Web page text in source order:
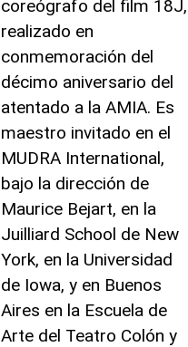
coreógrafo del film 18J,
realizado en
conmemoración del
décimo aniversario del
atentado a la AMIA. Es
maestro invitado en el
MUDRA International,
bajo la dirección de
Maurice Bejart, en la
Juilliard School de New
York, en la Universidad
de Iowa, y en Buenos
Aires en la Escuela de
Arte del Teatro Colón y